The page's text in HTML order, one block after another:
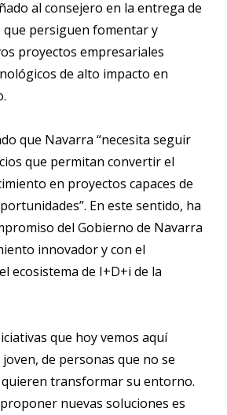
al consejero en la entrega de
persiguen fomentar y
proyectos empresariales
de alto impacto en
que Navarra “necesita seguir
que permitan convertir el
en proyectos capaces de
En este sentido, ha
del Gobierno de Navarra
innovador y con el
ecosistema de I+D+i de la
que hoy vemos aquí
de personas que no se
transformar su entorno.
proponer nuevas soluciones es